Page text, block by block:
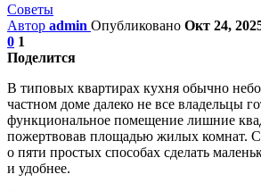
Советы
Автор admin Опубликовано Окт 24,
0 1
Поделится
В типовых квартирах кухня обычно
частном доме далеко не все владельцы
функциональное помещение лишние
пожертвовав площадью жилых комнат.
о пяти простых способах сделать
и удобнее.